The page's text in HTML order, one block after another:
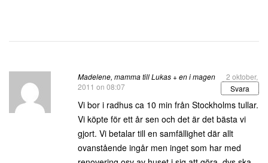
Madelene, mamma till Lukas + en i magen
2 oktober,
2011 on 08:07
Svara
Vi bor i radhus ca 10 min från Stockholms tullar.
Vi köpte för ett år sen och det är det bästa vi
gjort. Vi betalar till en samfällighet där allt
ovanstående ingår men inget som har med